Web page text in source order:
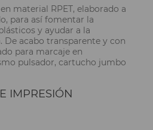
material RPET, elaborado a
para así fomentar la
y ayudar a la
De acabo transparente y con
para marcaje en
pulsador, cartucho jumbo
IMPRESIÓN